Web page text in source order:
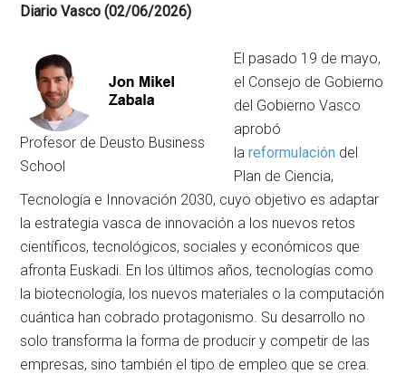
Diario Vasco (02/06/2026)
Profesor de Deusto Business
School
El pasado 19 de mayo,
el Consejo de Gobierno
del Gobierno Vasco
aprobó
lareformulación del
Plan de Ciencia,
Tecnología e Innovación 2030, cuyo objetivo es adaptar
la estrategia vasca de innovación a los nuevos retos
científicos, tecnológicos, sociales y económicos que
afronta Euskadi. En los últimos años, tecnologías como
la biotecnología, los nuevos materiales o la computación
cuántica han cobrado protagonismo. Su desarrollo no
solo transforma la forma de producir y competir de las
empresas, sino también el tipo de empleo que se crea.